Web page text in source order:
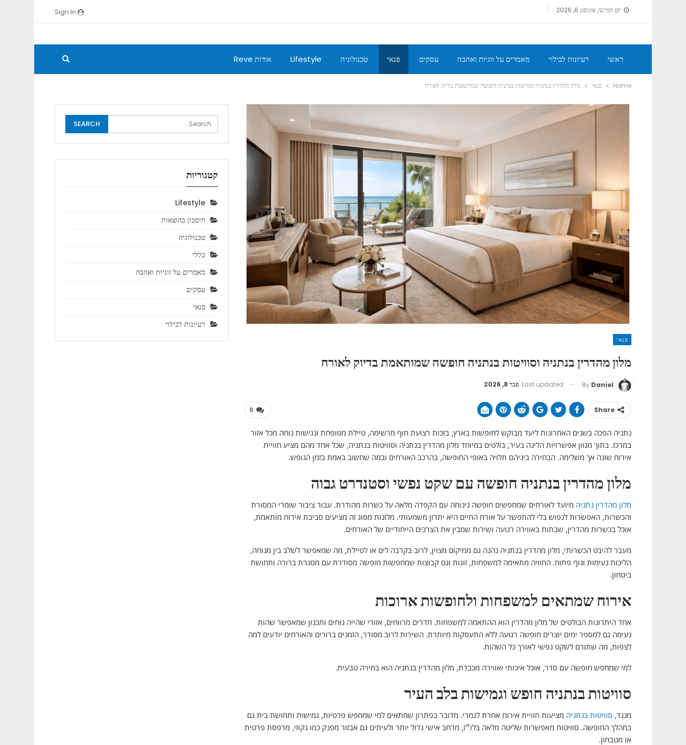
יום חמישי, אוגוסט 6, 2026
ראשי רעיונות לבילוי מאמרים על זוגיות ואהבה עסקים פנאי טכנולוגיה Lifestyle אודות Reve
Home פנאי מלון מהדרין בנתניה וסוויטות בנתניה חופשה שמותאמת בדיוק לאורח
פנאי
מלון מהדרין בנתניה וסוויטות בנתניה חופשה שמותאמת בדיוק לאורח
By Daniel
Last updated פבר 8, 2026
0 Share
נתניה הפכה בשנים האחרונות ליעד מבוקש לחופשות בארץ, בזכות רצועת חוף מרשימה, טיילת מטופחת ונגישות נוחה מכל אזור
במרכז. בתוך מגוון אפשרויות הלינה בעיר, בולטים במיוחד מלון מהדרין בנתניה וסוויטות בנתניה, שכל אחד מהם מציע חוויית
אירוח שונה אך משלימה. הבחירה ביניהם תלויה באופי החופשה, בהרכב האורחים ובמה שחשוב באמת בזמן הנופש.
מלון מהדרין בנתניה חופשה עם שקט נפשי וסטנדרט גבוה
מלון מהדרין נתניה מיועד לאורחים שמחפשים חופשה נינוחה עם הקפדה מלאה על כשרות מהודרת. עבור ציבור שומרי המסורת
והכשרות, האפשרות לנפוש בלי להתפשר על אורח החיים היא יתרון משמעותי. מלונות מסוג זה מציעים סביבת אירוח מותאמת,
אוכל בכשרות מהדרין, שבתות באווירה רגועה ושירות שמבין את הצרכים הייחודיים של האורחים.
מעבר להיבט הכשרותי, מלון מהדרין בנתניה נהנה גם ממיקום מצוין, לרוב בקרבה לים או לטיילת, מה שמאפשר לשלב בין מנוחה,
הליכות נעימות ונוף פתוח. החוויה מתאימה למשפחות, זוגות וגם קבוצות שמחפשות חופשה מסודרת עם מסגרת ברורה ותחושת
ביטחון.
אירוח שמתאים למשפחות ולחופשות ארוכות
אחד היתרונות הבולטים של מלון מהדרין הוא ההתאמה למשפחות. חדרים מרווחים, אזורי שהייה נוחים ותכנון שמאפשר שהות
נעימה גם למספר ימים יוצרים חופשה רגועה ללא התעסקות מיותרת. השירות לרוב מסודר, הזמנים ברורים והאורחים יודעים למה
לצפות, מה שתורם לשקט נפשי לאורך כל השהות.
למי שמחפש חופשה עם סדר, אוכל איכותי ואווירה מכבדת, מלון מהדרין בנתניה הוא בחירה טבעית.
סוויטות בנתניה חופש וגמישות בלב העיר
מנגד, סוויטות בנתניה מציעות חוויית אירוח אחרת לגמרי. מדובר בפתרון שמתאים למי שמחפש פרטיות, גמישות ותחושת בית גם
במהלך החופשה. סוויטות מאפשרות שליטה מלאה בלו״ז, מרחב אישי גדול יותר ולעיתים גם אבזור מפנק כמו גקוזי, מרפסת פרטית
או מטבחון.
קטגוריות
Lifestyle
חיסכון בהוצאות
טכנולוגיה
כללי
מאמרים על זוגיות ואהבה
עסקים
פנאי
רעיונות לבילוי